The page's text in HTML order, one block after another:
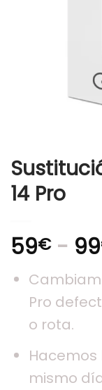
14 Pro
59€ - 99
Pro
o rota.
mismo